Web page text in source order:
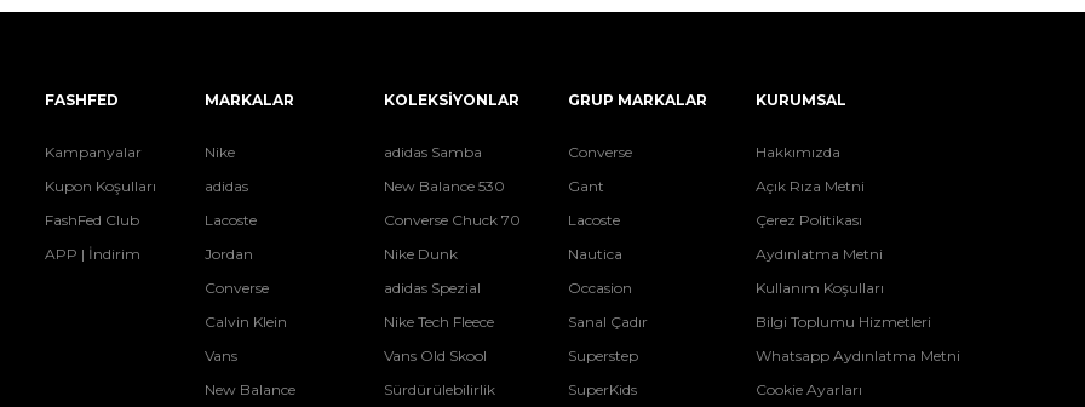
FASHFED
Kampanyalar
Kupon Koşulları
FashFed Club
APP | İndirim
MARKALAR
Nike
adidas
Lacoste
Jordan
Converse
Calvin Klein
Vans
New Balance
KOLEKSİYONLAR
adidas Samba
New Balance 530
Converse Chuck 70
Nike Dunk
adidas Spezial
Nike Tech Fleece
Vans Old Skool
Sürdürülebilirlik
GRUP MARKALAR
Converse
Gant
Lacoste
Nautica
Occasion
Sanal Çadır
Superstep
SuperKids
KURUMSAL
Hakkımızda
Açık Rıza Metni
Çerez Politikası
Aydınlatma Metni
Kullanım Koşulları
Bilgi Toplumu Hizmetleri
Whatsapp Aydınlatma Metni
Cookie Ayarları